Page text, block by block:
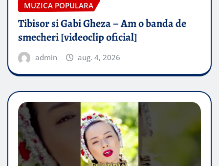
MUZICA POPULARA
Tibisor si Gabi Gheza – Am o banda de
smecheri [videoclip oficial]
admin aug. 4, 2026